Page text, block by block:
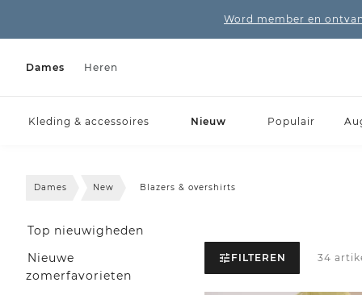
Word member en
Dames Heren
Kleding & accessoires Nieuw Populair
Dames New Blazers & overshirts
Top nieuwigheden
Nieuwe
zomerfavorieten
FILTEREN 34